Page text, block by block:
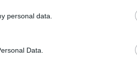
personal data.
Data.
makinë? Nuk mund të